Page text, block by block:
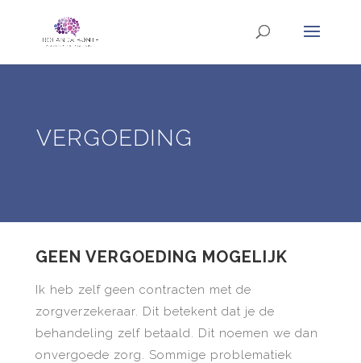
VERGOEDING
GEEN VERGOEDING MOGELIJK
Ik heb zelf geen contracten met de
zorgverzekeraar. Dit betekent dat je de
behandeling zelf betaald. Dit noemen we dan
onvergoede zorg. Sommige problematiek